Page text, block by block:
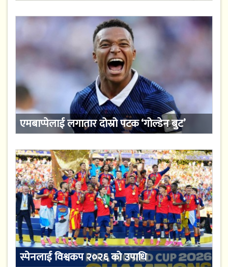
एमबाप्पेलाई लगातार दोस्रो पटक ‘गोल्डेन बुट’
स्पेनलाई विश्वकप २०२६ को उपाधि